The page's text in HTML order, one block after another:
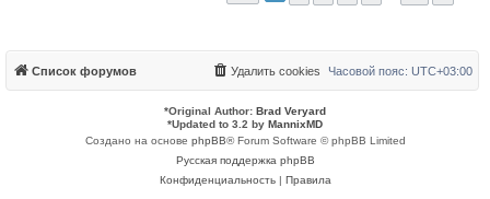
Список форумов Часовой пояс: UTC+03:00
Удалить cookies
*Original Author: Brad Veryard
*Updated to 3.2 by MannixMD
Создано на основе phpBB® Forum Software © phpBB Limited
Русская поддержка phpBB
Конфиденциальность| Правила